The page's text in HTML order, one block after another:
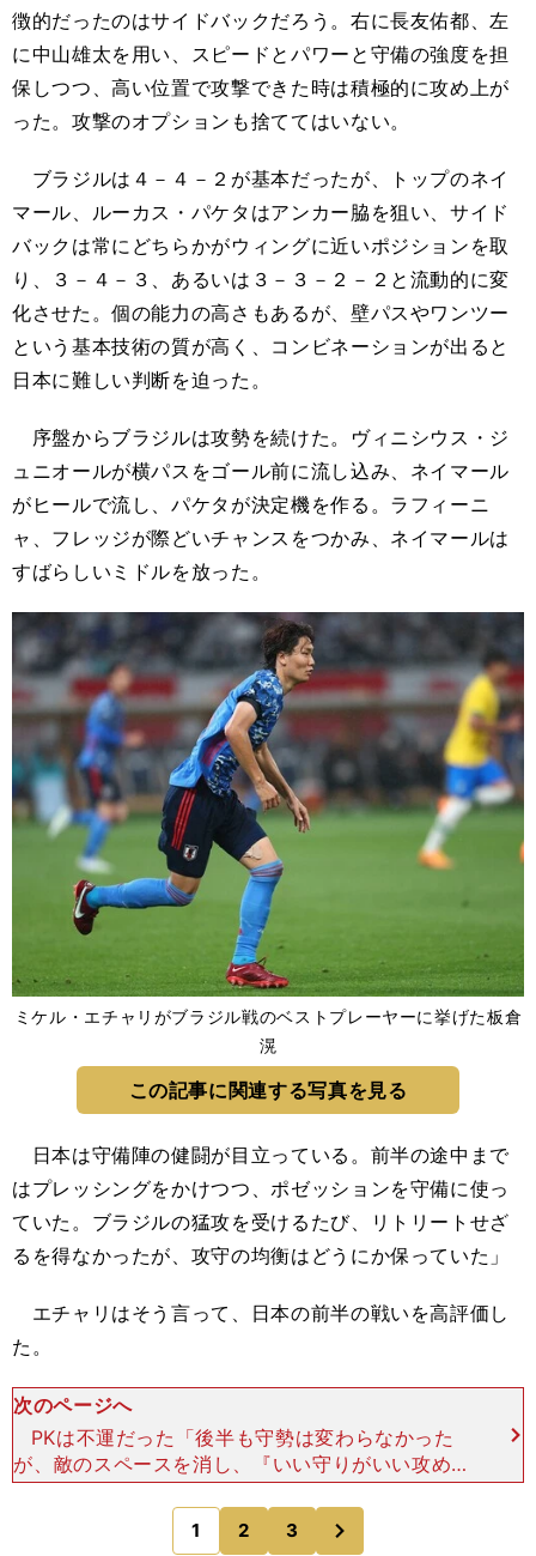
徴的だったのはサイドバックだろう。右に長友佑都、左
に中山雄太を用い、スピードとパワーと守備の強度を担
保しつつ、高い位置で攻撃できた時は積極的に攻め上が
った。攻撃のオプションも捨ててはいない。
ブラジルは４－４－２が基本だったが、トップのネイ
マール、ルーカス・パケタはアンカー脇を狙い、サイド
バックは常にどちらかがウィングに近いポジションを取
り、３－４－３、あるいは３－３－２－２と流動的に変
化させた。個の能力の高さもあるが、壁パスやワンツー
という基本技術の質が高く、コンビネーションが出ると
日本に難しい判断を迫った。
序盤からブラジルは攻勢を続けた。ヴィニシウス・ジ
ュニオールが横パスをゴール前に流し込み、ネイマール
がヒールで流し、パケタが決定機を作る。ラフィーニ
ャ、フレッジが際どいチャンスをつかみ、ネイマールは
すばらしいミドルを放った。
ミケル・エチャリがブラジル戦のベストプレーヤーに挙げた板倉
滉
この記事に関連する写真を見る
日本は守備陣の健闘が目立っている。前半の途中まで
はプレッシングをかけつつ、ポゼッションを守備に使っ
ていた。ブラジルの猛攻を受けるたび、リトリートせざ
るを得なかったが、攻守の均衡はどうにか保っていた」
エチャリはそう言って、日本の前半の戦いを高評価し
た。
次のページへ
PKは不運だった「後半も守勢は変わらなかった
が、敵のスペースを消し、『いい守りがいい攻めを
作る』というチームのベースを守って、好機も作り
出している。 右サイドバックに入った長友が、伊
東純也とのワン
1 2 3